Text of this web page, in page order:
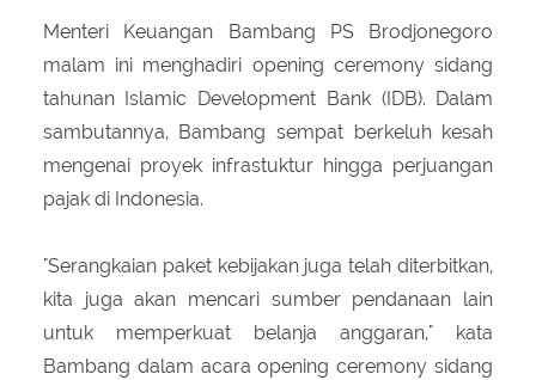
Menteri Keuangan Bambang PS Brodjonegoro
malam ini menghadiri opening ceremony sidang
tahunan Islamic Development Bank (IDB). Dalam
sambutannya, Bambang sempat berkeluh kesah
mengenai proyek infrastuktur hingga perjuangan
pajak di Indonesia.
"Serangkaian paket kebijakan juga telah diterbitkan,
kita juga akan mencari sumber pendanaan lain
untuk memperkuat belanja anggaran," kata
Bambang dalam acara opening ceremony sidang